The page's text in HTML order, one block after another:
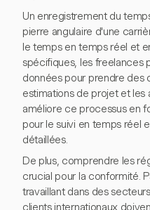
Un enregistrement du
pierre angulaire d'une
le temps en temps réel et
spécifiques, les freelances
données pour prendre des
estimations de projet et les
améliore ce processus en
pour le suivi en temps réel
détaillées.
De plus, comprendre les
crucial pour la conformité.
travaillant dans des
clients internationaux